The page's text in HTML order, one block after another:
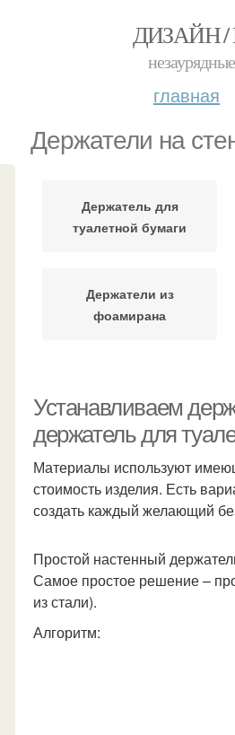
ДИЗАЙН /
главная
Держатели на
Держатель для
туалетной бумаги
Держатели из
фоамирана
Устанавливаем
держатель для
Материалы используют
стоимость изделия. Есть
создать каждый желающий
Простой настенный
Самое простое решение –
из стали).
Алгоритм: